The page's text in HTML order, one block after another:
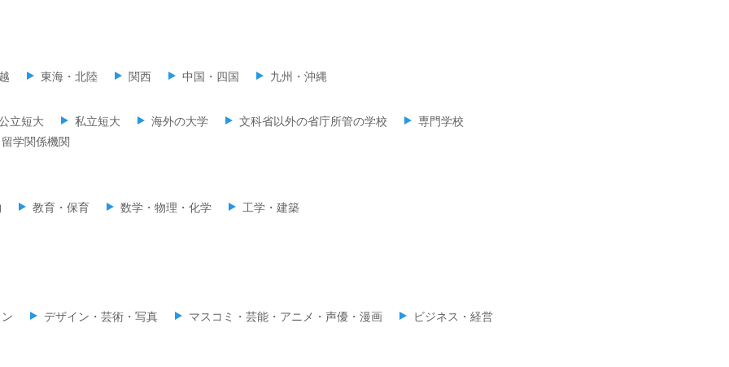
東海・北陸 関西 中国・四国 九州・沖縄
立短大 私立短大 海外の大学 文科省以外の省庁所管の学校
専門学校
留学関係機関
教育・保育 数学・物理・化学 工学・建築
デザイン・芸術・写真 マスコミ・芸能・アニメ・声優・漫画 ビジネス・経営